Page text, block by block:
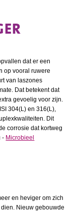
dat er een
op vooral ruwere
van laszones
Dat betekent dat
gevoelig voor zijn.
304(L) en 316(L),
Dit
corrosie dat kortweg
- Microbieel
en heviger om zich
Nieuw gebouwde